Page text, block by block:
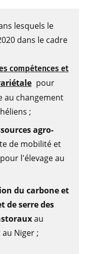
lesquels le
dans le cadre
compétences et
pour
au changement
;
agro-
de mobilité et
l'élevage au
du carbone et
de serre des
au
au Niger ;